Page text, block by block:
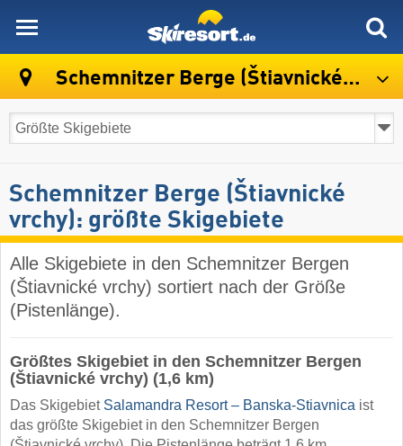
Schemnitzer Berge (Štiavnické vrchy)
Schemnitzer Berge (Štiavnické
vrchy): größte Skigebiete
Alle Skigebiete in den Schemnitzer Bergen
(Štiavnické vrchy) sortiert nach der Größe
(Pistenlänge).
Größtes Skigebiet in den Schemnitzer Bergen
(Štiavnické vrchy) (1,6 km)
Das Skigebiet Salamandra Resort – Banska-Stiavnica ist
das größte Skigebiet in den Schemnitzer Bergen